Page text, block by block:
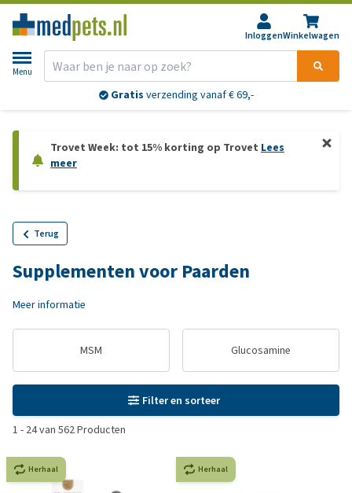
InloggenWinkelwagen
Menu
Gratis verzending vanaf € 69,-
Trovet Week: tot 15% korting op Trovet Lees
meer
Terug
Supplementen voor Paarden
Meer informatie
MSM Glucosamine
Filter en sorteer
1 - 24van 562Producten
Herhaal Herhaal